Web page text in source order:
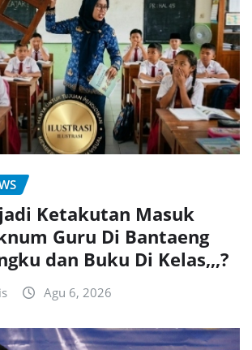
Ketakutan Masuk
Guru Di Bantaeng
dan Buku Di Kelas,,,?
Agu 6, 2026